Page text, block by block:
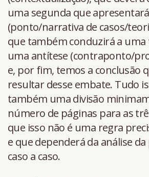
uma segunda que
(ponto/narrativa de casos/
que também conduzirá a uma
uma antítese (contraponto/
e, por fim, temos a conclusão
resultar desse embate. Tudo
também uma divisão
número de páginas para as
que isso não é uma regra
e que dependerá da análise
caso a caso.